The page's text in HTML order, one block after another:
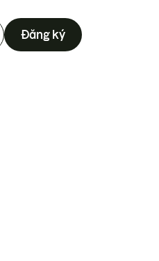
Đăng ký